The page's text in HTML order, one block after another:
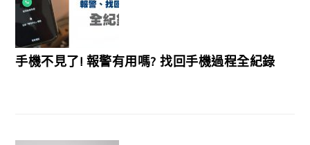
手機不見了! 報警有用嗎? 找回手機過程全紀錄